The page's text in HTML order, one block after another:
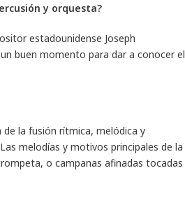
y orquesta?
estadounidense Joseph
buen momento para dar a conocer el
la fusión rítmica, melódica y
melodías y motivos principales de la
o campanas afinadas tocadas